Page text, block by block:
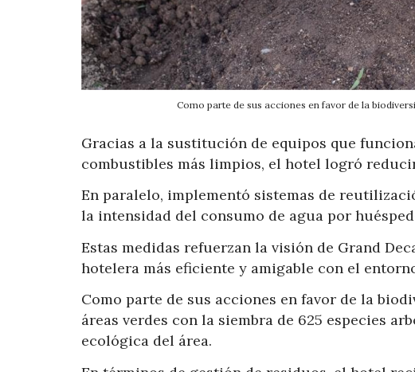
Como parte de sus acciones en favor de la
Gracias a la sustitución de equipos que
combustibles más limpios, el hotel logró
En paralelo, implementó sistemas de
la intensidad del consumo de agua por
Estas medidas refuerzan la visión de Grand
hotelera más eficiente y amigable con el
Como parte de sus acciones en favor de la
áreas verdes con la siembra de 625 especies
ecológica del área.